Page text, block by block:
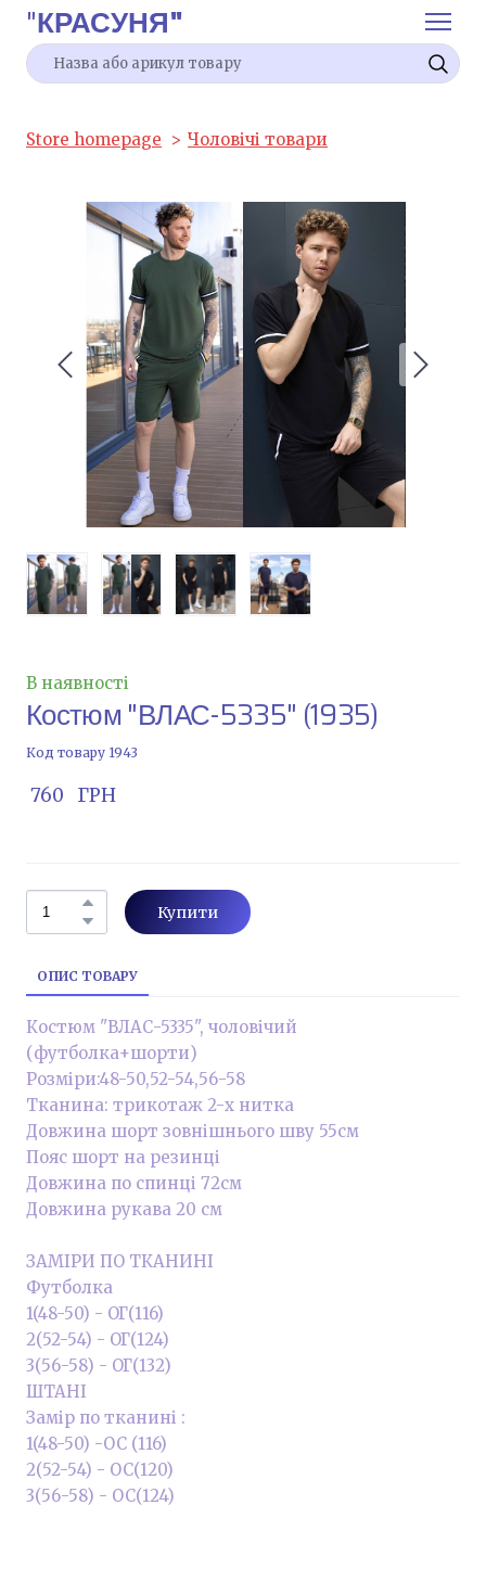
"КРАСУНЯ"
Store homepage Чоловічі товари
В наявності
Костюм "ВЛАС-5335" (1935)
Код товару 1943
760   ГРН
Купити
ОПИС ТОВАРУ
Костюм "ВЛАС-5335", чоловічий
(футболка+шорти)
Розміри:48-50,52-54,56-58
Тканина: трикотаж 2-х нитка
Довжина шорт зовнішнього шву 55см
Пояс шорт на резинці
Довжина по спинці 72см
Довжина рукава 20 см
ЗАМІРИ ПО ТКАНИНІ
Футболка
1(48-50) - ОГ(116)
2(52-54) - ОГ(124)
3(56-58) - ОГ(132)
ШТАНІ
Замір по тканині :
1(48-50) -ОС (116)
2(52-54) - ОС(120)
3(56-58) - ОС(124)